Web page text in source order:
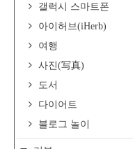
갤럭시 스마트폰
아이허브(iHerb)
여행
사진(写真)
도서
다이어트
블로그 놀이